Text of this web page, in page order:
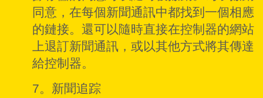
同意，在每個新聞通訊中都找到一個相應
的鏈接。還可以隨時直接在控制器的網站
上退訂新聞通訊，或以其他方式將其傳達
給控制器。
7。新聞追踪